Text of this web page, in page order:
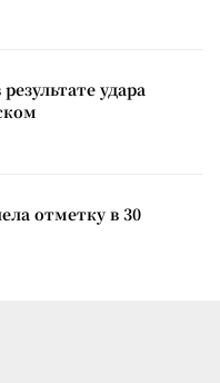
удара
отметку в 30